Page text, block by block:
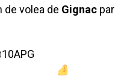
de volea de Gignac